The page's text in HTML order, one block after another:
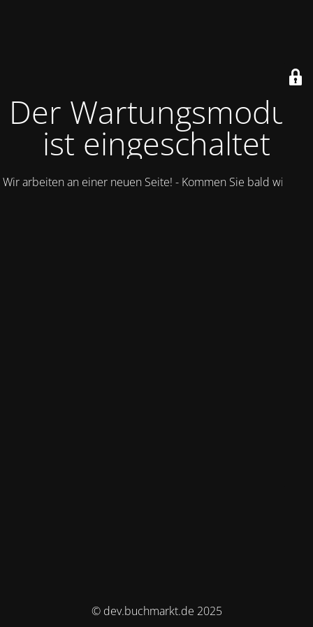
Der Wartungsmodus
ist eingeschaltet
Wir arbeiten an einer neuen Seite! - Kommen Sie bald wieder.
© dev.buchmarkt.de 2025